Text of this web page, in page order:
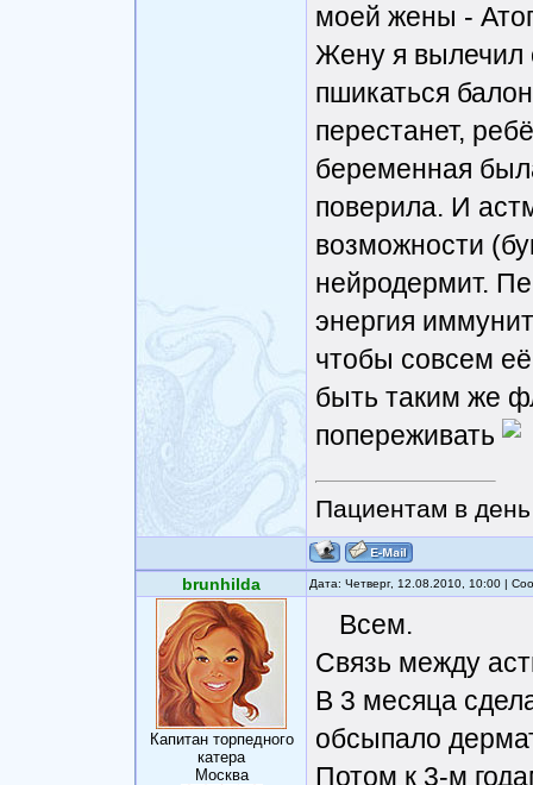
моей жены -
Жену я вылечил
пшикаться
перестанет,
беременная
поверила. И
возможности
нейродермит.
энергия
чтобы совсем
быть таким же
попереживать
Пациентам в
brunhilda Дата: Четверг, 12.08.2010, 10:00 |
Капитан торпедного
катера
Москва
Всем.
Связь между
В 3 месяца
обсыпало
Потом к 3-м